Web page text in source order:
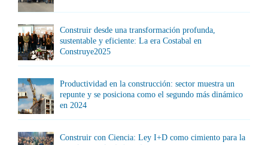
Construir desde una transformación profunda,
sustentable y eficiente: La era Costabal en
Construye2025
Productividad en la construcción: sector muestra un
repunte y se posiciona como el segundo más dinámico
en 2024
Construir con Ciencia: Ley I+D como cimiento para la